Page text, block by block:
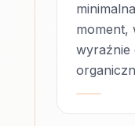
moment,
wyraźnie